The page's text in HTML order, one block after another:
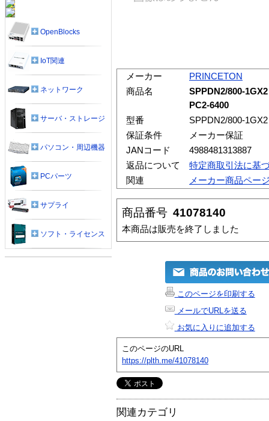
メーカー
PRINCETON
商品名
SPPDN2/800-
PC2-6400
型番
SPPDN2/800-1GX2
保証条件
メーカー保証
JANコード
4988481313887
返品について
特定商取引法に基
関連
メーカー商品ペー
商品番号 41078140
本商品は販売を終了しました
このページを印刷する
メールでURLを送る
お気に入りに追加する
このページのURL
https://plth.me/41078140
関連カテゴリ
OpenBlocks
IoT関連
ネットワーク
サーバ・ストレージ
パソコン・周辺機器
PCパーツ
サプライ
ソフト・ライセンス